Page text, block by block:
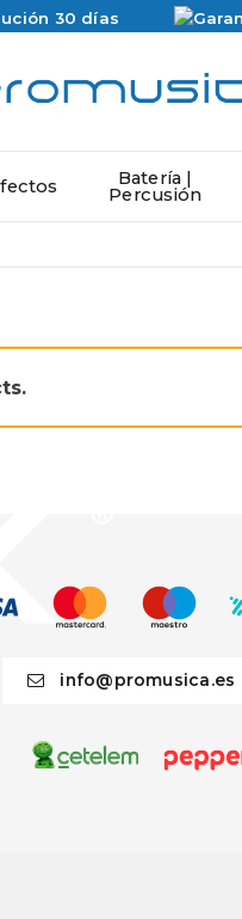
Batería |
Percusión
info@promusica.es